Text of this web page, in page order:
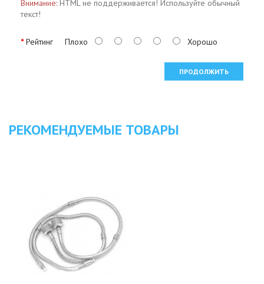
Внимание: HTML не поддерживается! Используйте обычный
текст!
Рейтинг Плохо Хорошо
ПРОДОЛЖИТЬ
РЕКОМЕНДУЕМЫЕ ТОВАРЫ